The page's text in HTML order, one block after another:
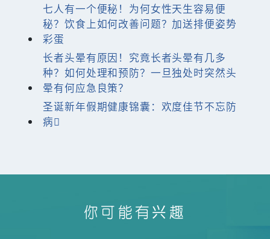
七人有一个便秘！为何女性天生容易便
秘？饮食上如何改善问题？加送排便姿势
彩蛋
长者头晕有原因！究竟长者头晕有几多
种？如何处理和预防？一旦独处时突然头
晕有何应急良策？
圣诞新年假期健康锦囊：欢度佳节不忘防
病
你可能有兴趣